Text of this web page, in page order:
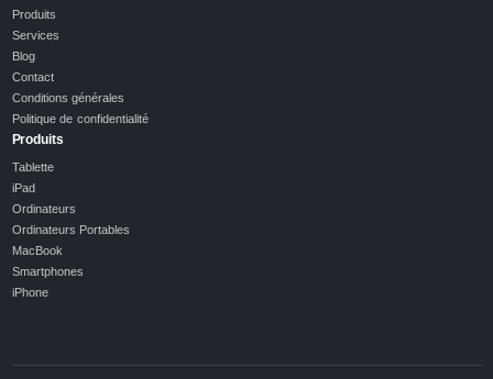
Produits
Services
Blog
Contact
Conditions générales
Politique de confidentialité
Produits
Tablette
iPad
Ordinateurs
Ordinateurs Portables
MacBook
Smartphones
iPhone